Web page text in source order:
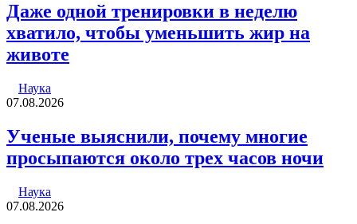
Даже одной тренировки в неделю
хватило, чтобы уменьшить жир на
животе
Наука
07.08.2026
Ученые выяснили, почему многие
просыпаются около трех часов ночи
Наука
07.08.2026